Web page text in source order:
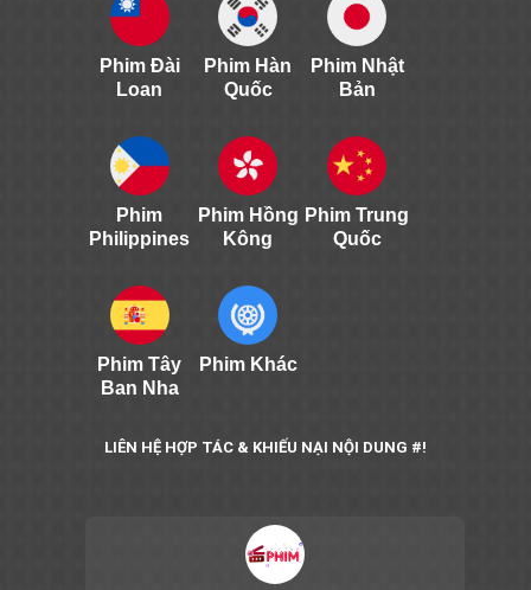
Phim Đài
Loan
Phim Hàn
Quốc
Phim Nhật
Bản
Phim
Philippines
Phim Hồng
Kông
Phim Trung
Quốc
Phim Tây
Ban Nha
Phim Khác
LIÊN HỆ HỢP TÁC & KHIẾU NẠI NỘI DUNG #!